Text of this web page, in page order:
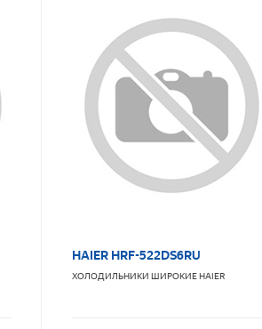
HAIER HRF-522DS6RU
ХОЛОДИЛЬНИКИ ШИРОКИЕHAIER